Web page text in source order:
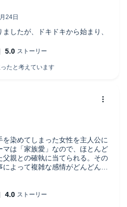
したが、ドキドキから始まり、
染めてしまった女性を主人公に
マは「家族愛」なので、ほとんど
親との確執に当てられる。その
よって複雑な感情がどんどん癒
しているので、それをいかに隠
ーマだが、その辺は「そんな事
もあった。ただ家族の在り方が